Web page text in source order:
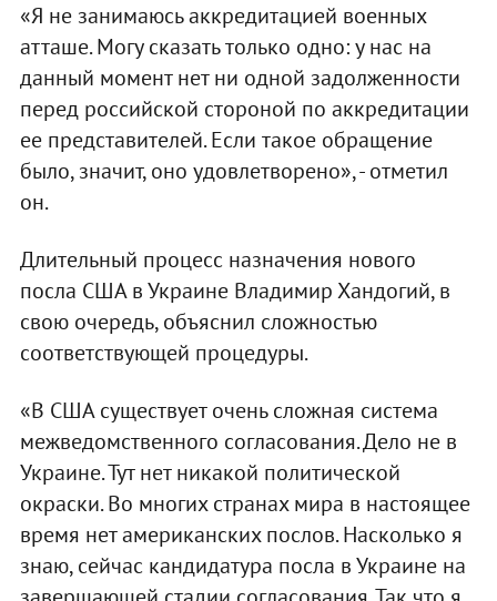
«Я не занимаюсь аккредитацией военных
атташе. Могу сказать только одно: у нас на
данный момент нет ни одной задолженности
перед российской стороной по аккредитации
ее представителей. Если такое обращение
было, значит, оно удовлетворено», - отметил
он.
Длительный процесс назначения нового
посла США в Украине Владимир Хандогий, в
свою очередь, объяснил сложностью
соответствующей процедуры.
«В США существует очень сложная система
межведомственного согласования. Дело не в
Украине. Тут нет никакой политической
окраски. Во многих странах мира в настоящее
время нет американских послов. Насколько я
знаю, сейчас кандидатура посла в Украине на